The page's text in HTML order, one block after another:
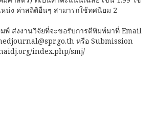
น่ง ค่าสถิติอื่นๆ สามารถใช้ทศนิยม 2
มพ์ ส่งงานวิจัยที่จะขอรับการตีพิมพ์มาที่ Email
หรือ Submission
index.php/smj/